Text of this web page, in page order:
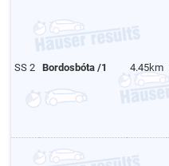
SS 2 Bordosbóta /1 4.45km